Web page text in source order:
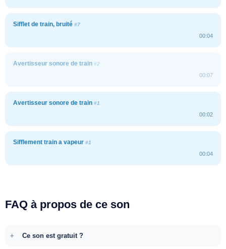
Sifflet de train, bruité #7
00:04
Avertisseur sonore de train #2
00:07
Avertisseur sonore de train #1
00:02
Sifflement train a vapeur #1
00:04
FAQ à propos de ce son
Ce son est gratuit ?